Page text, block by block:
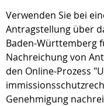
Verwenden Sie bei
Antragstellung über
Baden-Württemberg
Nachreichung von
den Online-Prozess
Genehmigung